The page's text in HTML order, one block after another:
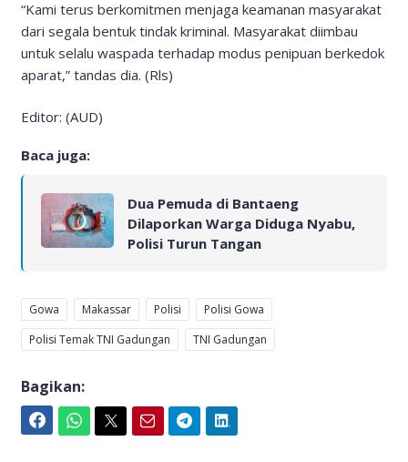
“Kami terus berkomitmen menjaga keamanan masyarakat
dari segala bentuk tindak kriminal. Masyarakat diimbau
untuk selalu waspada terhadap modus penipuan berkedok
aparat,” tandas dia. (Rls)
Editor: (AUD)
Baca juga:
Dua Pemuda di Bantaeng
Dilaporkan Warga Diduga Nyabu,
Polisi Turun Tangan
Gowa Makassar Polisi
Polisi Gowa
Polisi Temak TNI Gadungan
TNI Gadungan
Bagikan: